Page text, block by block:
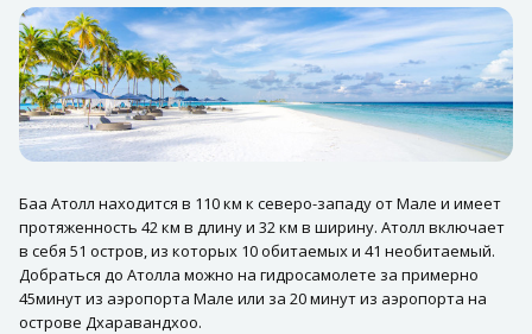
Баа Атолл находится в 110 км к северо-западу от Мале и имеет
протяженность 42 км в длину и 32 км в ширину. Атолл включает
в себя 51 остров, из которых 10 обитаемых и 41 необитаемый.
Добраться до Атолла можно на гидросамолете за примерно
45минут из аэропорта Мале или за 20 минут из аэропорта на
острове Дхаравандхоо.